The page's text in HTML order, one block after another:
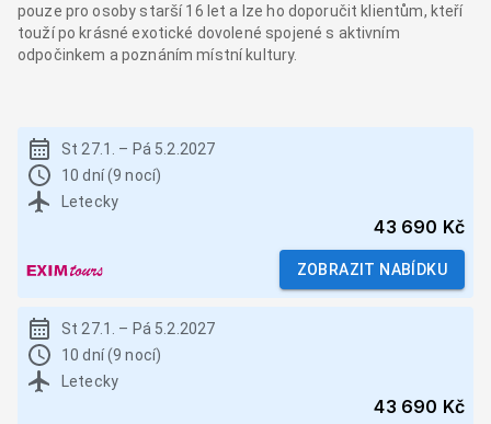
pouze pro osoby starší 16 let a lze ho doporučit klientům, kteří
touží po krásné exotické dovolené spojené s aktivním
odpočinkem a poznáním místní kultury.
St 27.1. – Pá 5.2.2027
10 dní (9 nocí)
Letecky
43 690 Kč
ZOBRAZIT NABÍDKU
St 27.1. – Pá 5.2.2027
10 dní (9 nocí)
Letecky
43 690 Kč